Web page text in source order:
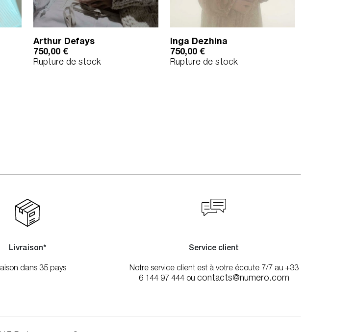
Arthur Defays
750,00 €
Rupture de stock
Inga Dezhina
750,00 €
Rupture de stock
Livraison*
dans 35 pays
Service client
Notre service client est à votre écoute 7/7 au +33
6 144 97 444 ou contacts@numero.com